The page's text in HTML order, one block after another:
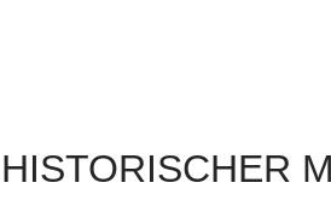
HISTORISCHER